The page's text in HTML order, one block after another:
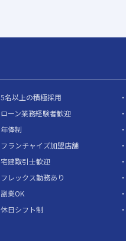
5名以上の積極採用
ローン業務経験者歓迎
年俸制
フランチャイズ加盟店舗
宅建取引士歓迎
フレックス勤務あり
副業OK
休日シフト制